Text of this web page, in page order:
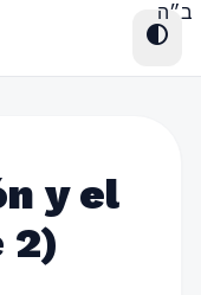
contrast
ב״ה
y el
2)